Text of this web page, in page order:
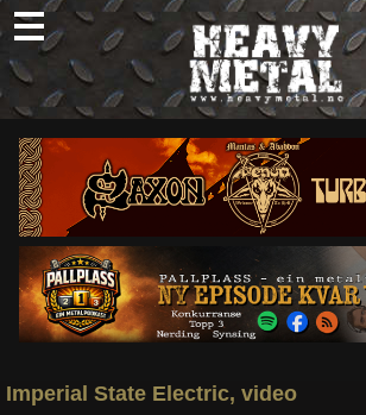
Skip
to
content
Nyheter
Omtaler
Intervjuer
Om oss
Abonner
Søk
Imperial State Electric, video